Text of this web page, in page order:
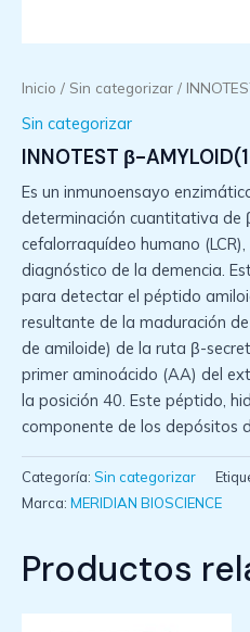
Inicio / Sin categorizar /
Sin categorizar
INNOTEST β-
Es un inmunoensayo
determinación cuantitativa de
cefalorraquídeo humano
diagnóstico de la demencia.
para detectar el péptido
resultante de la maduración
de amiloide) de la ruta β-
primer aminoácido (AA) del
la posición 40. Este péptido,
componente de los depósitos
Categoría: Sin categorizar
Marca: MERIDIAN BIOSCIENCE
Productos